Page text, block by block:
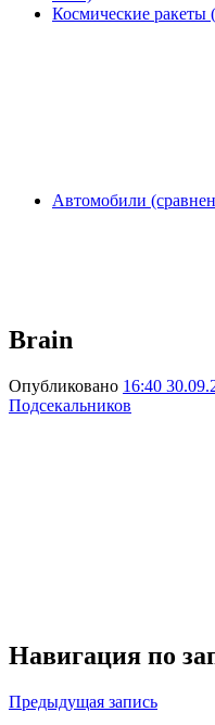
Космические ракеты
Автомобили
Brain
Опубликовано 16:40
Подсекальников
Навигация по
Предыдущая запись